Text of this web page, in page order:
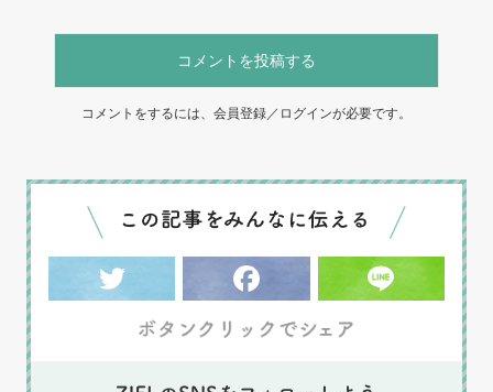
コメントを投稿する
コメントをするには、会員登録／ログインが必要です。